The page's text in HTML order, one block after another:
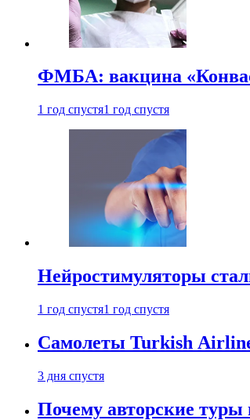
ФМБА: вакцина
1 год спустя1 год спустя
Нейростимуляторы
1 год спустя1 год спустя
Самолеты Turkish
3 дня спустя
Почему авторские туры